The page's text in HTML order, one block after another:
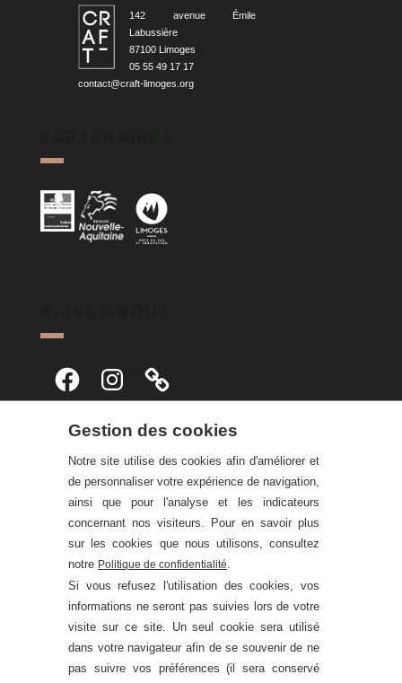
142 avenue Émile
Labussière
87100 Limoges
05 55 49 17 17
contact@craft-limoges.org
Facebook
Instagram
Gestion des cookies
Notre site utilise des cookies afin d'améliorer et
de personnaliser votre expérience de navigation,
ainsi que pour l'analyse et les indicateurs
concernant nos visiteurs. Pour en savoir plus
sur les cookies que nous utilisons, consultez
notre Politique de confidentialité
Si vous refusez l'utilisation des cookies, vos
informations ne seront pas suivies lors de votre
visite sur ce site. Un seul cookie sera utilisé
dans votre navigateur afin de se souvenir de ne
pas suivre vos préférences (il sera conservé